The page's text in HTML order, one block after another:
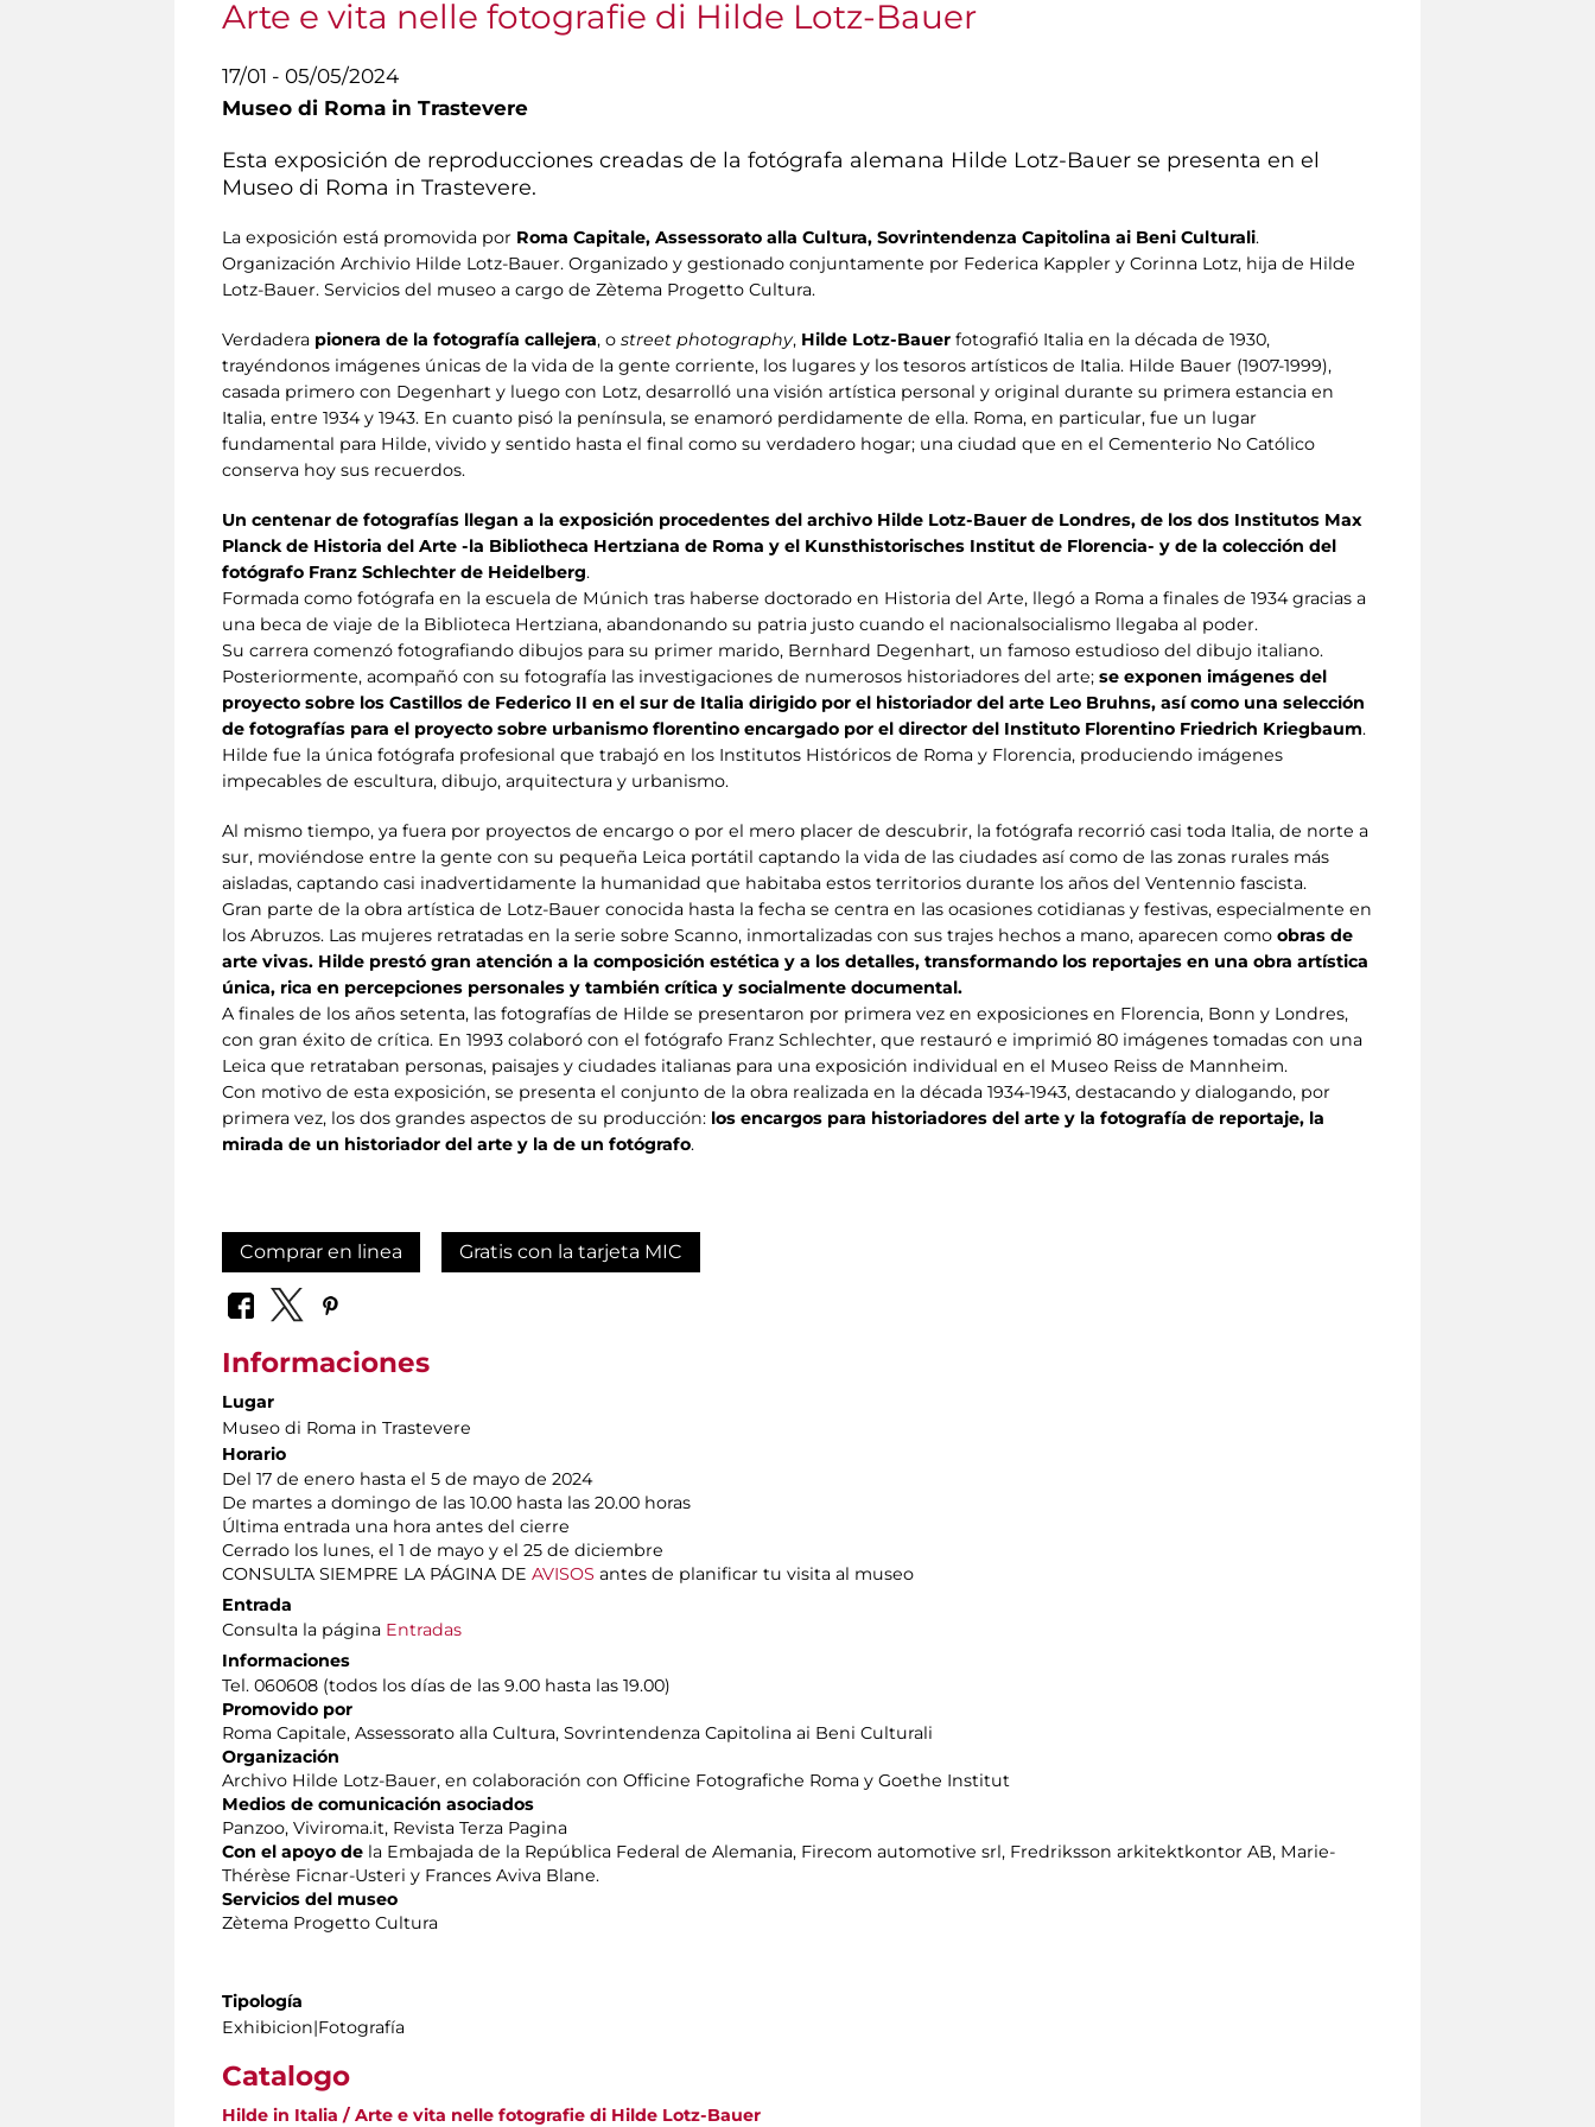
Arte e vita nelle fotografie di Hilde Lotz-Bauer
17/01 - 05/05/2024
Museo di Roma in Trastevere
Esta exposición de reproducciones creadas de la fotógrafa alemana Hilde Lotz-Bauer se presenta en el
Museo di Roma in Trastevere.
La exposición está promovida por Roma Capitale, Assessorato alla Cultura, Sovrintendenza Capitolina ai Beni Culturali.
Organización Archivio Hilde Lotz-Bauer. Organizado y gestionado conjuntamente por Federica Kappler y Corinna Lotz, hija de Hilde
Lotz-Bauer. Servicios del museo a cargo de Zètema Progetto Cultura.
Verdadera pionera de la fotografía callejera, o street photography, Hilde Lotz-Bauer fotografió Italia en la década de 1930,
trayéndonos imágenes únicas de la vida de la gente corriente, los lugares y los tesoros artísticos de Italia. Hilde Bauer (1907-1999),
casada primero con Degenhart y luego con Lotz, desarrolló una visión artística personal y original durante su primera estancia en
Italia, entre 1934 y 1943. En cuanto pisó la península, se enamoró perdidamente de ella. Roma, en particular, fue un lugar
fundamental para Hilde, vivido y sentido hasta el final como su verdadero hogar; una ciudad que en el Cementerio No Católico
conserva hoy sus recuerdos.
Un centenar de fotografías llegan a la exposición procedentes del archivo Hilde Lotz-Bauer de Londres, de los dos Institutos Max
Planck de Historia del Arte -la Bibliotheca Hertziana de Roma y el Kunsthistorisches Institut de Florencia- y de la colección del
fotógrafo Franz Schlechter de Heidelberg.
Formada como fotógrafa en la escuela de Múnich tras haberse doctorado en Historia del Arte, llegó a Roma a finales de 1934 gracias a
una beca de viaje de la Biblioteca Hertziana, abandonando su patria justo cuando el nacionalsocialismo llegaba al poder.
Su carrera comenzó fotografiando dibujos para su primer marido, Bernhard Degenhart, un famoso estudioso del dibujo italiano.
Posteriormente, acompañó con su fotografía las investigaciones de numerosos historiadores del arte; se exponen imágenes del
proyecto sobre los Castillos de Federico II en el sur de Italia dirigido por el historiador del arte Leo Bruhns, así como una selección
de fotografías para el proyecto sobre urbanismo florentino encargado por el director del Instituto Florentino Friedrich Kriegbaum.
Hilde fue la única fotógrafa profesional que trabajó en los Institutos Históricos de Roma y Florencia, produciendo imágenes
impecables de escultura, dibujo, arquitectura y urbanismo.
Al mismo tiempo, ya fuera por proyectos de encargo o por el mero placer de descubrir, la fotógrafa recorrió casi toda Italia, de norte a
sur, moviéndose entre la gente con su pequeña Leica portátil captando la vida de las ciudades así como de las zonas rurales más
aisladas, captando casi inadvertidamente la humanidad que habitaba estos territorios durante los años del Ventennio fascista.
Gran parte de la obra artística de Lotz-Bauer conocida hasta la fecha se centra en las ocasiones cotidianas y festivas, especialmente en
los Abruzos. Las mujeres retratadas en la serie sobre Scanno, inmortalizadas con sus trajes hechos a mano, aparecen como obras de
arte vivas. Hilde prestó gran atención a la composición estética y a los detalles, transformando los reportajes en una obra artística
única, rica en percepciones personales y también crítica y socialmente documental.
A finales de los años setenta, las fotografías de Hilde se presentaron por primera vez en exposiciones en Florencia, Bonn y Londres,
con gran éxito de crítica. En 1993 colaboró con el fotógrafo Franz Schlechter, que restauró e imprimió 80 imágenes tomadas con una
Leica que retrataban personas, paisajes y ciudades italianas para una exposición individual en el Museo Reiss de Mannheim.
Con motivo de esta exposición, se presenta el conjunto de la obra realizada en la década 1934-1943, destacando y dialogando, por
primera vez, los dos grandes aspectos de su producción: los encargos para historiadores del arte y la fotografía de reportaje, la
mirada de un historiador del arte y la de un fotógrafo.
Comprar en linea Gratis con la tarjeta MIC
Informaciones
Lugar
Museo di Roma in Trastevere
Horario
Del 17 de enero hasta el 5 de mayo de 2024
De martes a domingo de las 10.00 hasta las 20.00 horas
Última entrada una hora antes del cierre
Cerrado los lunes, el 1 de mayo y el 25 de diciembre
CONSULTA SIEMPRE LA PÁGINA DE AVISOS antes de planificar tu visita al museo
Entrada
Consulta la página Entradas
Informaciones
Tel. 060608 (todos los días de las 9.00 hasta las 19.00)
Promovido por
Roma Capitale, Assessorato alla Cultura, Sovrintendenza Capitolina ai Beni Culturali
Organización
Archivo Hilde Lotz-Bauer, en colaboración con Officine Fotografiche Roma y Goethe Institut
Medios de comunicación asociados
Panzoo, Viviroma.it, Revista Terza Pagina
Con el apoyo de la Embajada de la República Federal de Alemania, Firecom automotive srl, Fredriksson arkitektkontor AB, Marie-
Thérèse Ficnar-Usteri y Frances Aviva Blane.
Servicios del museo
Zètema Progetto Cultura
Tipología
Exhibicion|Fotografía
Catalogo
Hilde in Italia / Arte e vita nelle fotografie di Hilde Lotz-Bauer